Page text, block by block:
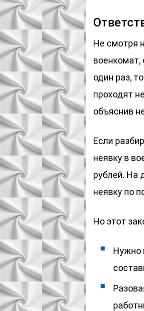
Не смотря
военкомат,
один раз,
проходят
объяснив
Если
неявку в
рублей. На
неявку по
Но этот
Нужно